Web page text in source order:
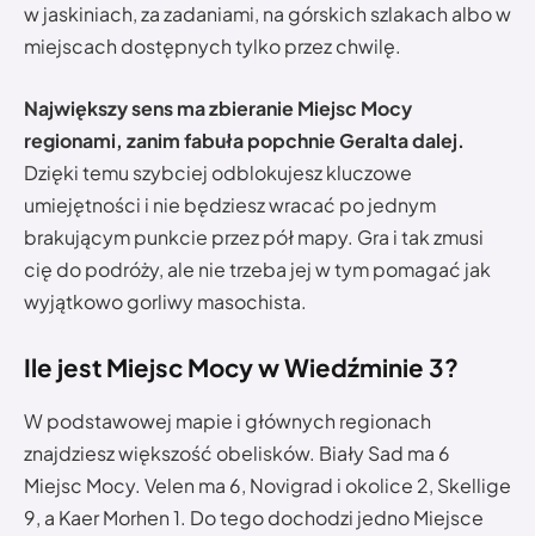
w jaskiniach, za zadaniami, na górskich szlakach albo w
miejscach dostępnych tylko przez chwilę.
Największy sens ma zbieranie Miejsc Mocy
regionami, zanim fabuła popchnie Geralta dalej.
Dzięki temu szybciej odblokujesz kluczowe
umiejętności i nie będziesz wracać po jednym
brakującym punkcie przez pół mapy. Gra i tak zmusi
cię do podróży, ale nie trzeba jej w tym pomagać jak
wyjątkowo gorliwy masochista.
Ile jest Miejsc Mocy w Wiedźminie 3?
W podstawowej mapie i głównych regionach
znajdziesz większość obelisków. Biały Sad ma 6
Miejsc Mocy. Velen ma 6, Novigrad i okolice 2, Skellige
9, a Kaer Morhen 1. Do tego dochodzi jedno Miejsce